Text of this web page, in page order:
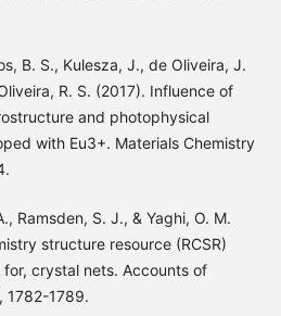
B. S., Kulesza, J., de Oliveira, J.
R. S. (2017). Influence of
and photophysical
with Eu3+. Materials Chemistry
Ramsden, S. J., & Yaghi, O. M.
structure resource (RCSR)
crystal nets. Accounts of
1782-1789.